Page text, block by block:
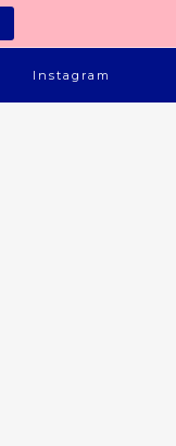
Instagram